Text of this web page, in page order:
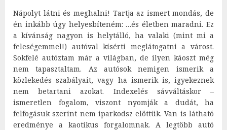
Nápolyt látni és meghalni! Tartja az ismert mondás, de
én inkább úgy helyesbíteném: …és életben maradni. Ez
a kívánság nagyon is helytálló, ha valaki (mint mi a
feleségemmel!) autóval kísérti meglátogatni a várost.
Sokfelé autóztam már a világban, de ilyen káoszt még
nem tapasztaltam. Az autósok nemigen ismerik a
közlekedés szabályait, vagy ha ismerik is, igyekeznek
nem betartani azokat. Indexelés sávváltáskor –
ismeretlen fogalom, viszont nyomják a dudát, ha
felfogásuk szerint nem iparkodsz elöttük. Van is látható
eredménye a kaotikus forgalomnak. A legtöbb autó